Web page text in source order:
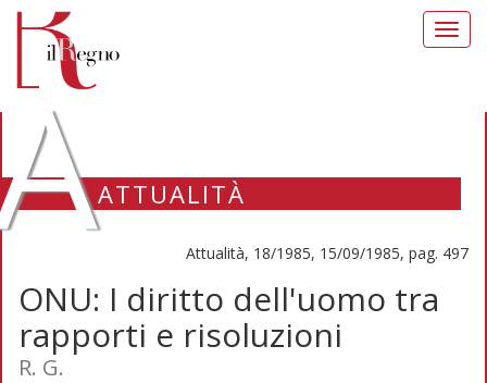
ATTUALITÀ
Attualità, 18/1985, 15/09/1985, pag. 497
ONU: I diritto dell'uomo tra
rapporti e risoluzioni
R. G.